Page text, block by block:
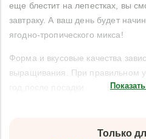
еще блестит на лепестках, вы
завтраку. А ваш день будет
ягодно-тропического микса!
Форма и вкусовые качества
выращивания. При правильном
Только